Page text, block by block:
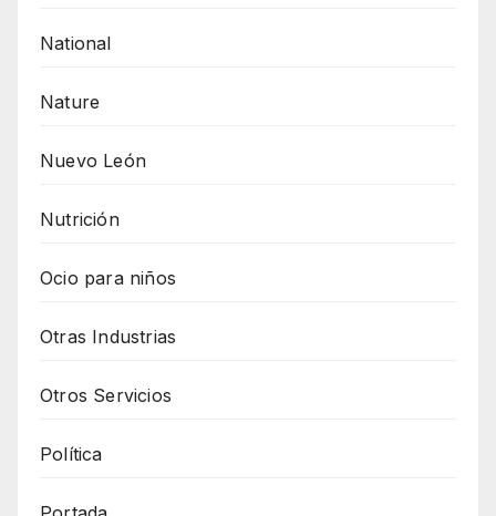
National
Nature
Nuevo León
Nutrición
Ocio para niños
Otras Industrias
Otros Servicios
Política